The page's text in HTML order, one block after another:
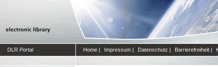
DLR Portal Home | Impressum | Datenschutz | Barrierefreiheit |